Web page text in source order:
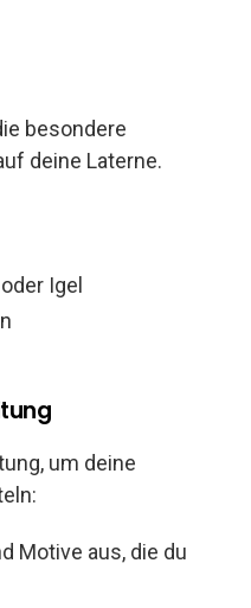
besondere
deine Laterne.
Igel
um deine
Motive aus, die du